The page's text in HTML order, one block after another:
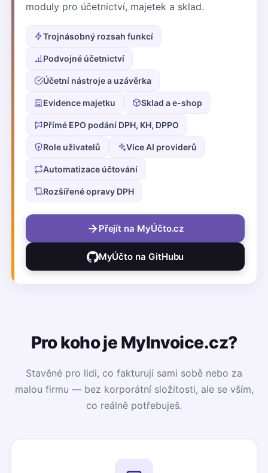
moduly pro účetnictví, majetek a sklad.
Trojnásobný rozsah funkcí
Podvojné účetnictví
Účetní nástroje a uzávěrka
Evidence majetku Sklad a e-shop
Přímé EPO podání DPH, KH, DPPO
Role uživatelů Více AI providerů
Automatizace účtování
Rozšířené opravy DPH
Přejít na MyÚčto.cz
MyÚčto na GitHubu
Pro koho je MyInvoice.cz?
Stavěné pro lidi, co fakturují sami sobě nebo za
malou firmu — bez korporátní složitosti, ale se vším,
co reálně potřebuješ.